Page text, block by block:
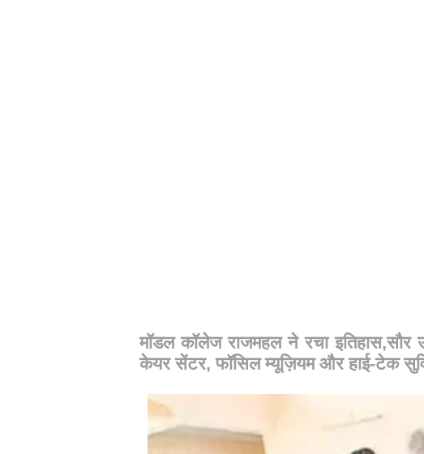
मॉडल कॉलेज राजमहल ने रचा इतिहास,सौर
केयर सेंटर, फॉसिल म्यूज़ियम और हाई-टेक